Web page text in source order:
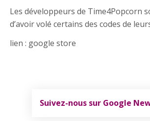
Les développeurs de Time4Popcorn
d’avoir volé certains des codes de
lien : google store
Suivez-nous sur Google